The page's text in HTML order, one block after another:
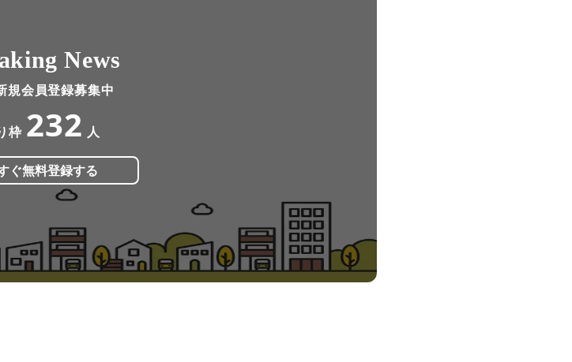
News
規会員登録募集中
枠 232 人
ぐ無料登録する